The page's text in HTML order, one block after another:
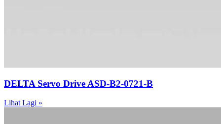
DELTA Servo Drive ASD-B2-0721-B
Lihat Lagi »